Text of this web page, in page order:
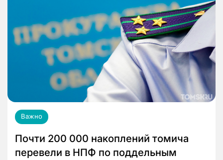
Важно
Почти 200 000 накоплений томича
перевели в НПФ по поддельным